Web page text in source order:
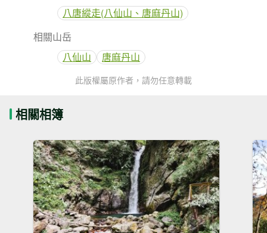
八唐縱走(八仙山、唐麻丹山)
相關山岳
八仙山
唐麻丹山
此版權屬原作者，請勿任意轉載
相關相簿